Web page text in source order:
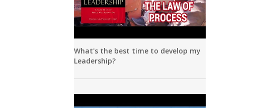
What's the best time to develop my
Leadership?